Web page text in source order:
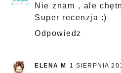
Nie znam , ale
Super recenzja :)
Odpowiedz
ELENA M 1 SIERPNIA